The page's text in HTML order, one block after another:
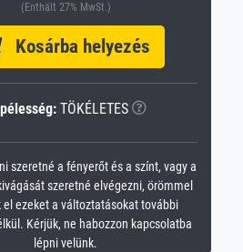
(Enthält 27% MwSt.)
Kosárba helyezés
TÖKÉLETES
szeretné a fényerőt és a színt, vagy a
szeretné elvégezni, örömmel
el ezeket a változtatásokat további
Kérjük, ne habozzon kapcsolatba
lépni velünk.